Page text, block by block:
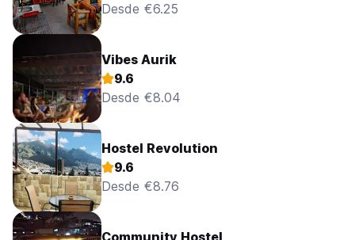
Desde €6.25
Vibes Aurik
9.6
Desde €8.04
Hostel Revolution
9.6
Desde €8.76
Community Hostel